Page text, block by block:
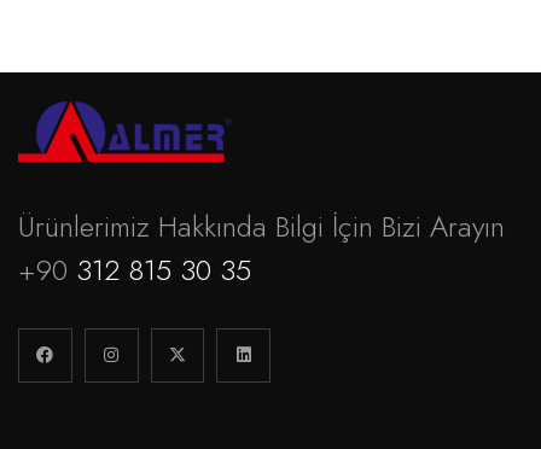
Ürünlerimiz Hakkında Bilgi İçin Bizi Arayın
+90 312 815 30 35